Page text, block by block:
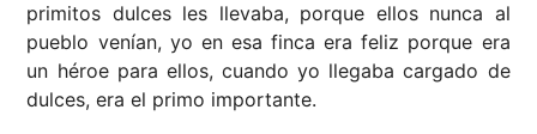
primitos dulces les llevaba, porque ellos nunca al
pueblo venían, yo en esa finca era feliz porque era
un héroe para ellos, cuando yo llegaba cargado de
dulces, era el primo importante.